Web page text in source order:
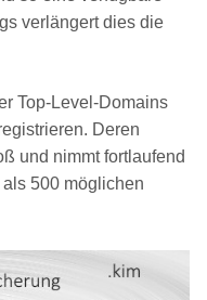
verlängert dies die
Top-Level-Domains
Deren
und nimmt fortlaufend
500 möglichen